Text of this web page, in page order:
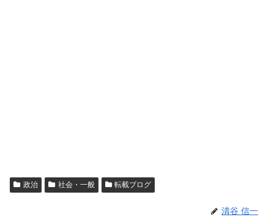
政治 社会・一般 転載ブログ
清谷 信一